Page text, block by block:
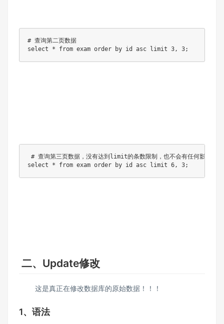
# 查询第⼆⻚数据
select * from exam order by id asc limit 3, 3;
# 查询第三⻚数据，没有达到limit的条数限制，也不会有任何影响，有
select * from exam order by id asc limit 6, 3;
二、Update修改
这是真正在修改数据库的原始数据！！！
1、语法